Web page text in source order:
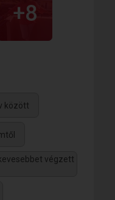
+8
között
végzett